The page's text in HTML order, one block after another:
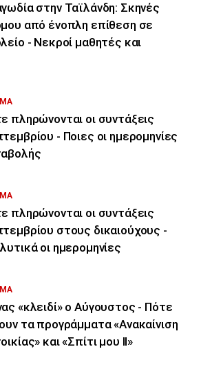
στην Ταϊλάνδη: Σκηνές
από ένοπλη επίθεση σε
- Νεκροί μαθητές και
πληρώνονται οι συντάξεις
- Ποιες οι ημερομηνίες
πληρώνονται οι συντάξεις
στους δικαιούχους -
οι ημερομηνίες
«κλειδί» ο Αύγουστος - Πότε
τα προγράμματα «Ανακαίνιση
και «Σπίτι μου ΙΙ»